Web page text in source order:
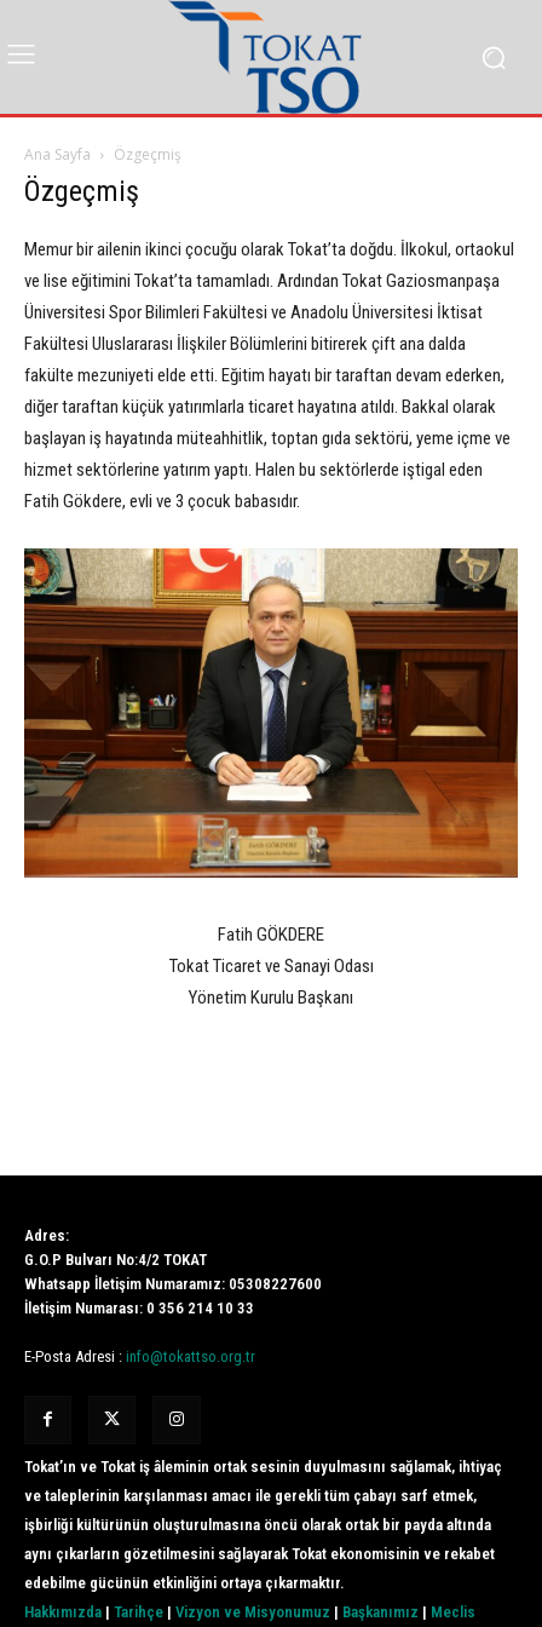
Ana Sayfa Özgeçmiş
Özgeçmiş
Memur bir ailenin ikinci çocuğu olarak Tokat’ta doğdu. İlkokul, ortaokul
ve lise eğitimini Tokat’ta tamamladı. Ardından Tokat Gaziosmanpaşa
Üniversitesi Spor Bilimleri Fakültesi ve Anadolu Üniversitesi İktisat
Fakültesi Uluslararası İlişkiler Bölümlerini bitirerek çift ana dalda
fakülte mezuniyeti elde etti. Eğitim hayatı bir taraftan devam ederken,
diğer taraftan küçük yatırımlarla ticaret hayatına atıldı. Bakkal olarak
başlayan iş hayatında müteahhitlik, toptan gıda sektörü, yeme içme ve
hizmet sektörlerine yatırım yaptı. Halen bu sektörlerde iştigal eden
Fatih Gökdere, evli ve 3 çocuk babasıdır.
Fatih GÖKDERE
Tokat Ticaret ve Sanayi Odası
Yönetim Kurulu Başkanı
Adres:
G.O.P Bulvarı No:4/2 TOKAT
Whatsapp İletişim Numaramız: 05308227600
İletişim Numarası: 0 356 214 10 33
E-Posta Adresi : info@tokattso.org.tr
Tokat’ın ve Tokat iş âleminin ortak sesinin duyulmasını sağlamak, ihtiyaç
ve taleplerinin karşılanması amacı ile gerekli tüm çabayı sarf etmek,
işbirliği kültürünün oluşturulmasına öncü olarak ortak bir payda altında
aynı çıkarların gözetilmesini sağlayarak Tokat ekonomisinin ve rekabet
edebilme gücünün etkinliğini ortaya çıkarmaktır.
Hakkımızda | Tarihçe | Vizyon ve Misyonumuz | Başkanımız | Meclis